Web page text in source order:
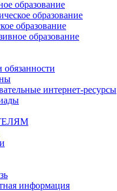
образование
образование
образование
образование
обязанности
интернет-ресурсы
информация